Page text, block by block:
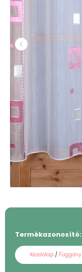
Termékazonosító:
Kezdőlap / Függöny